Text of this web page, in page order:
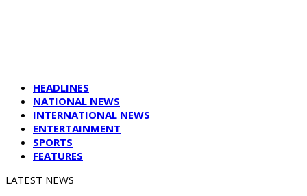
HEADLINES
NATIONAL NEWS
INTERNATIONAL NEWS
ENTERTAINMENT
SPORTS
FEATURES
LATEST NEWS